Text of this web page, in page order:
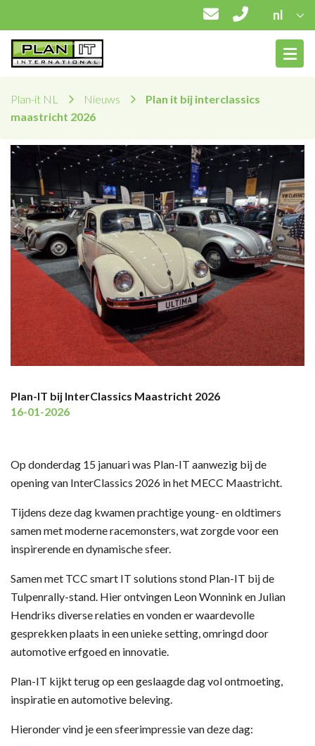
nl
Plan-it NL Nieuws
Plan it bij interclassics
maastricht 2026
Plan-IT bij InterClassics Maastricht 2026
16-01-2026
Op donderdag 15 januari was Plan-IT aanwezig bij de
opening van InterClassics 2026 in het MECC Maastricht.
Tijdens deze dag kwamen prachtige young- en oldtimers
samen met moderne racemonsters, wat zorgde voor een
inspirerende en dynamische sfeer.
Samen met TCC smart IT solutions stond Plan-IT bij de
Tulpenrally-stand. Hier ontvingen Leon Wonnink en Julian
Hendriks diverse relaties en vonden er waardevolle
gesprekken plaats in een unieke setting, omringd door
automotive erfgoed en innovatie.
Plan-IT kijkt terug op een geslaagde dag vol ontmoeting,
inspiratie en automotive beleving.
Hieronder vind je een sfeerimpressie van deze dag: